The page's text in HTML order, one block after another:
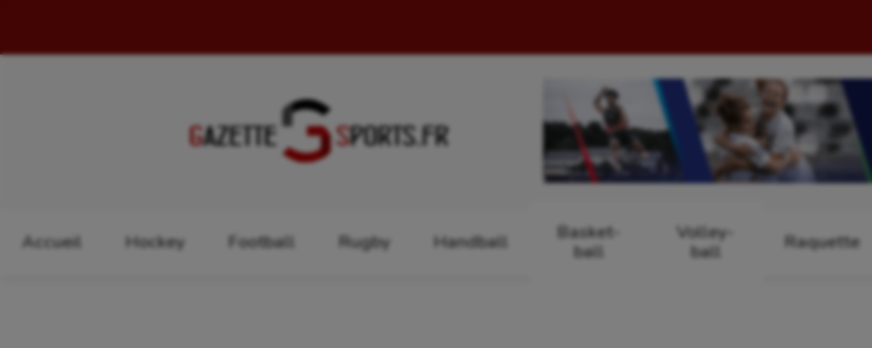
Accueil Hockey Football Rugby Handball
Basket-
ball
Volley-
ball
Raquette